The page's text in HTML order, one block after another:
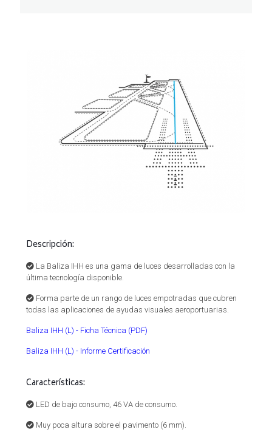
Descripción:
La Baliza IHH es una gama de luces desarrolladas con la
última tecnología disponible.
Forma parte de un rango de luces empotradas que cubren
todas las aplicaciones de ayudas visuales aeroportuarias.
Baliza IHH (L) - Ficha Técnica (PDF)
Baliza IHH (L) - Informe Certificación
Características:
LED de bajo consumo, 46 VA de consumo.
Muy poca altura sobre el pavimento (6 mm).